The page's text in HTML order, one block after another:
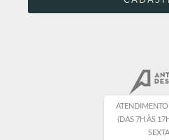
(DAS 7H ÀS